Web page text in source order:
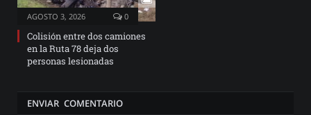
AGOSTO 3, 2026 0
Colisión entre dos camiones
en la Ruta 78 deja dos
personas lesionadas
ENVIAR COMENTARIO